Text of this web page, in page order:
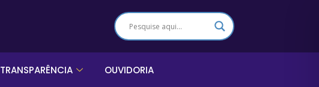
TRANSPARÊNCIA OUVIDORIA